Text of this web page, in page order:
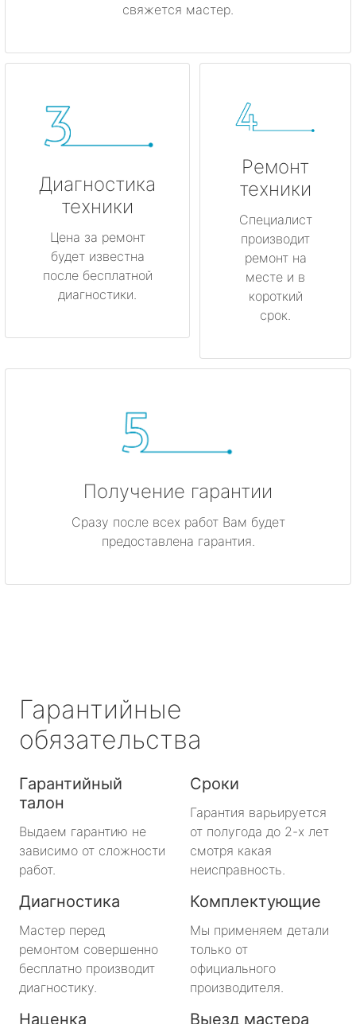
свяжется мастер.
Диагностика
техники
Цена за ремонт
будет известна
после бесплатной
диагностики.
Ремонт
техники
Специалист
производит
ремонт на
месте и в
короткий
срок.
Получение гарантии
Сразу после всех работ Вам будет
предоставлена гарантия.
Гарантийные
обязательства
Гарантийный
талон
Выдаем гарантию не
зависимо от сложности
работ.
Сроки
Гарантия варьируется
от полугода до 2-х лет
смотря какая
неисправность.
Диагностика
Мастер перед
ремонтом совершенно
бесплатно производит
диагностику.
Комплектующие
Мы применяем детали
только от
официального
производителя.
Наценка Выезд мастера